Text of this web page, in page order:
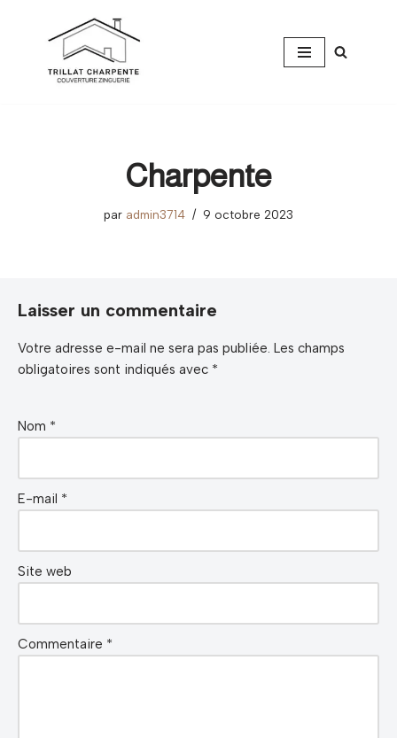
Charpente
par admin3714 9 octobre 2023
Laisser un commentaire
Votre adresse e-mail ne sera pas publiée. Les champs
obligatoires sont indiqués avec *
Nom *
E-mail *
Site web
Commentaire *